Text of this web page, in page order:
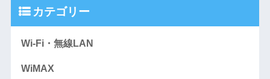
カテゴリー
Wi-Fi・無線LAN
WiMAX